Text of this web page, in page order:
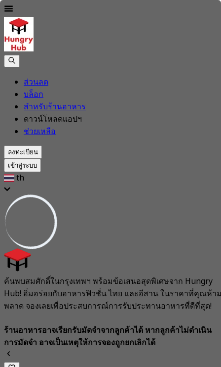
ส่วนลด
บล็อก
สำหรับร้านอาหาร
ดาวน์โหลดแอปฯ
ช่วยเหลือ
ลงทะเบียน
เข้าสู่ระบบ
th
ค้นพบสมศักดิ์ในกรุงเทพฯ พร้อมข้อเสนอสุดพิเศษจาก Hungry
Hub! อิ่มอร่อยกับอาหารฟิวชั่น ไทย และอีสาน ในราคาที่คุณห้า
พลาด จองเลยเพื่อประสบการณ์การรับประทานอาหารที่ดีที่สุด!
ร้านอาหารอาจเรียกรับมัดจำจากลูกค้าได้ หากลูกค้าไม่ดำเนิน
การมัดจำ อาจเป็นเหตุให้การจองถูกยกเลิกได้